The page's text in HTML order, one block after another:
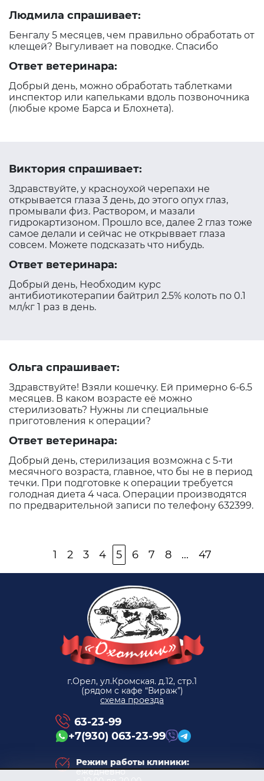
Людмила спрашивает:
Бенгалу 5 месяцев, чем правильно обработать от
клещей? Выгуливает на поводке. Спасибо
Ответ ветеринара:
Добрый день, можно обработать таблетками
инспектор или капельками вдоль позвоночника
(любые кроме Барса и Блохнета).
Виктория спрашивает:
Здравствуйте, у красноухой черепахи не
открывается глаза 3 день, до этого опух глаз,
промывали физ. Раствором, и мазали
гидрокартизоном. Прошло все, далее 2 глаз тоже
самое делали и сейчас не открыввает глаза
совсем. Можете подсказать что нибудь.
Ответ ветеринара:
Добрый день, Необходим курс
антибиотикотерапии байтрил 2.5% колоть по 0.1
мл/кг 1 раз в день.
Ольга спрашивает:
Здравствуйте! Взяли кошечку. Ей примерно 6-6.5
месяцев. В каком возрасте её можно
стерилизовать? Нужны ли специальные
приготовления к операции?
Ответ ветеринара:
Добрый день, стерилизация возможна с 5-ти
месячного возраста, главное, что бы не в период
течки. При подготовке к операции требуется
голодная диета 4 часа. Операции производятся
по предварительной записи по телефону 632399.
1 2 3 4 5 6 7 8 ... 47
г.Орел, ул.Кромская. д.12, стр.1
(рядом с кафе “Вираж”)
схема проезда
63-23-99
+7(930) 063-23-99
Режим работы клиники:
ежедневно